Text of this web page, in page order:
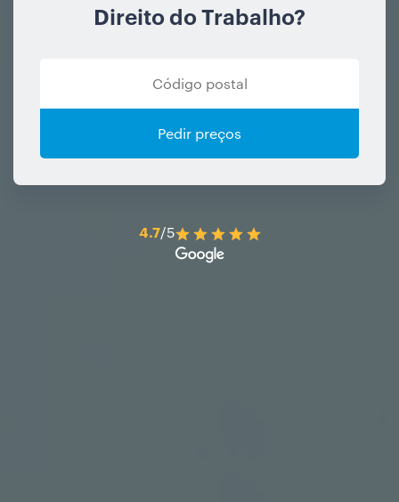
Direito do Trabalho?
Pedir preços
4.7/5